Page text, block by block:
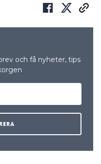
och få nyheter, tips